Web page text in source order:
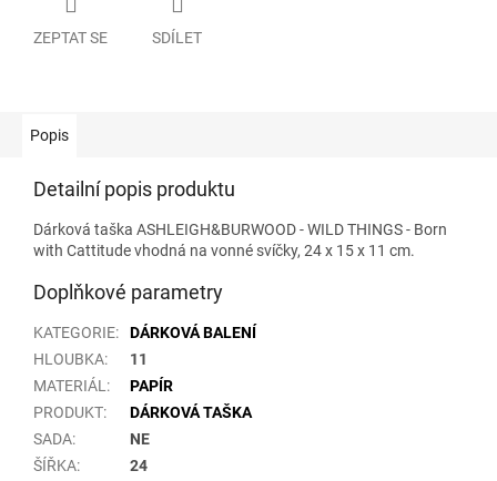
ZEPTAT SE SDÍLET
Popis
Detailní popis produktu
Dárková taška ASHLEIGH&BURWOOD - WILD THINGS - Born
with Cattitude vhodná na vonné svíčky, 24 x 15 x 11 cm.
Doplňkové parametry
KATEGORIE:
DÁRKOVÁ BALENÍ
HLOUBKA:
11
MATERIÁL :
PAPÍR
PRODUKT:
DÁRKOVÁ TAŠKA
SADA:
NE
ŠÍŘKA:
24